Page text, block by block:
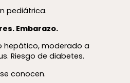
pediátrica.
Embarazo.
hepático, moderado a
Riesgo de diabetes.
conocen.